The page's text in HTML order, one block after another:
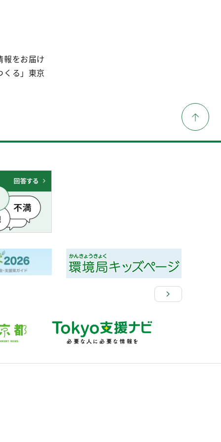
報をお届け
くる」東京